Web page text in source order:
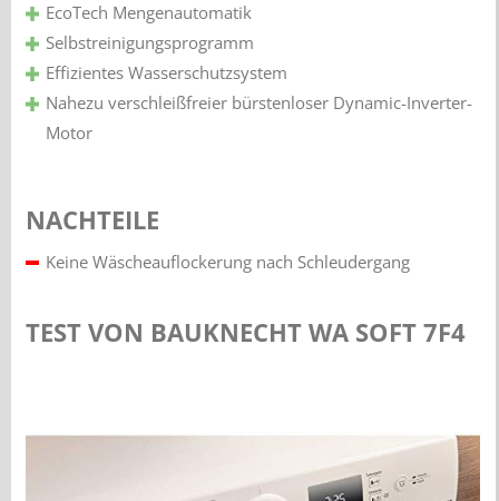
EcoTech Mengenautomatik
Selbstreinigungsprogramm
Effizientes Wasserschutzsystem
Nahezu verschleißfreier bürstenloser Dynamic-Inverter-
Motor
NACHTEILE
Keine Wäscheauflockerung nach Schleudergang
TEST VON BAUKNECHT WA SOFT 7F4